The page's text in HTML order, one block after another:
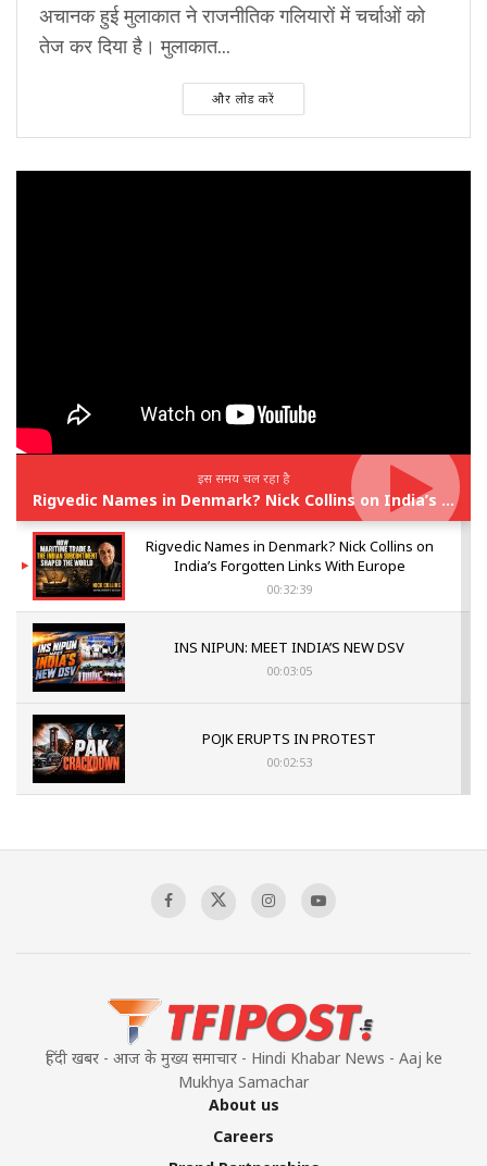
अचानक हुई मुलाकात ने राजनीतिक गलियारों में चर्चाओं को
तेज कर दिया है। मुलाकात...
और लोड करें
इस समय चल रहा है
Rigvedic Names in Denmark? Nick Collins on India’s Forgotten Links With Europe
Rigvedic Names in Denmark? Nick Collins on
India’s Forgotten Links With Europe
00:32:39
INS NIPUN: MEET INDIA’S NEW DSV
00:03:05
POJK ERUPTS IN PROTEST
00:02:53
Sagar
हिंदी खबर - आज के मुख्य समाचार - Hindi Khabar News - Aaj ke
Mukhya Samachar
About us
Careers